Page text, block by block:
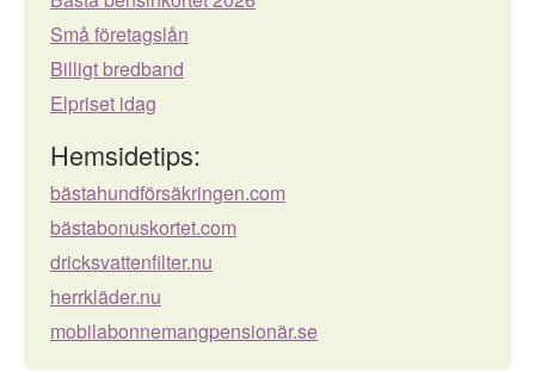
Små företagslån
Billigt bredband
Elpriset idag
Hemsidetips:
bästahundförsäkringen.com
bästabonuskortet.com
dricksvattenfilter.nu
herrkläder.nu
mobilabonnemangpensionär.se